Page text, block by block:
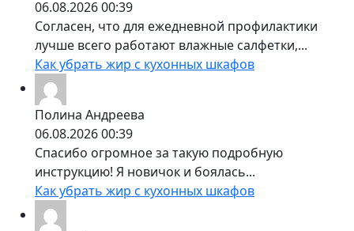
06.08.2026 00:39
Согласен, что для ежедневной профилактики
лучше всего работают влажные салфетки,...
Как убрать жир с кухонных шкафов
Полина Андреева
06.08.2026 00:39
Спасибо огромное за такую подробную
инструкцию! Я новичок и боялась...
Как убрать жир с кухонных шкафов